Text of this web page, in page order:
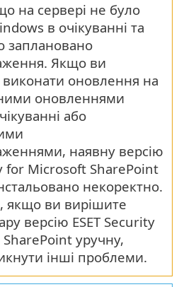
на сервері не було
в очікуванні та
заплановано
Якщо ви
виконати оновлення на
оновленнями
або
наявну версію
for Microsoft SharePoint
некоректно.
якщо ви вирішите
версію ESET Security
уручну,
інші проблеми.